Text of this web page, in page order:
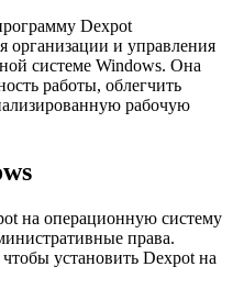
Dexpot
организации и управления
системе Windows. Она
работы, облегчить
рабочую
на операционную систему
права.
установить Dexpot на